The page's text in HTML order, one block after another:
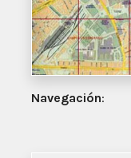
Navegación: